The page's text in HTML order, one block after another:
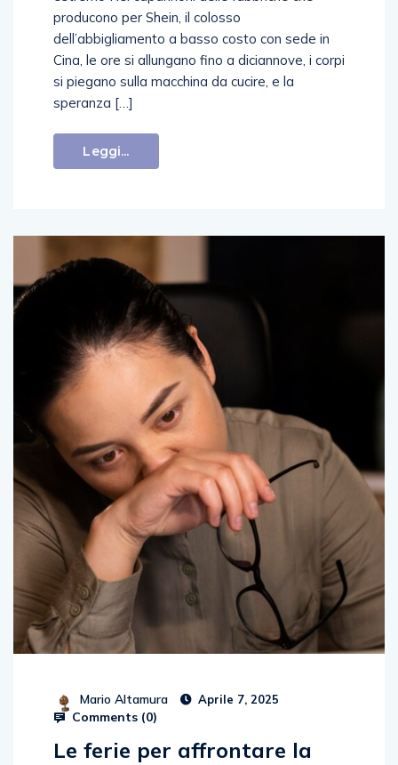
producono per Shein, il colosso
dell’abbigliamento a basso costo con sede in
Cina, le ore si allungano fino a diciannove, i corpi
si piegano sulla macchina da cucire, e la
speranza […]
Leggi...
Mario Altamura Aprile 7, 2025
Comments (0)
Le ferie per affrontare la